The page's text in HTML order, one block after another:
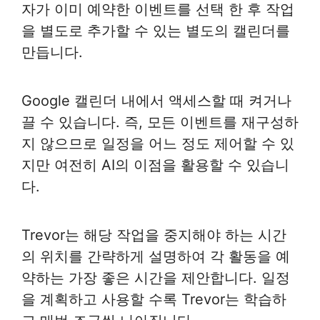
자가 이미 예약한 이벤트를 선택 한 후 작업
을 별도로 추가할 수 있는 별도의 캘린더를
만듭니다.
Google 캘린더 내에서 액세스할 때 켜거나
끌 수 있습니다. 즉, 모든 이벤트를 재구성하
지 않으므로 일정을 어느 정도 제어할 수 있
지만 여전히 AI의 이점을 활용할 수 있습니
다.
Trevor는 해당 작업을 중지해야 하는 시간
의 위치를 간략하게 설명하여 각 활동을 예
약하는 가장 좋은 시간을 제안합니다. 일정
을 계획하고 사용할 수록 Trevor는 학습하